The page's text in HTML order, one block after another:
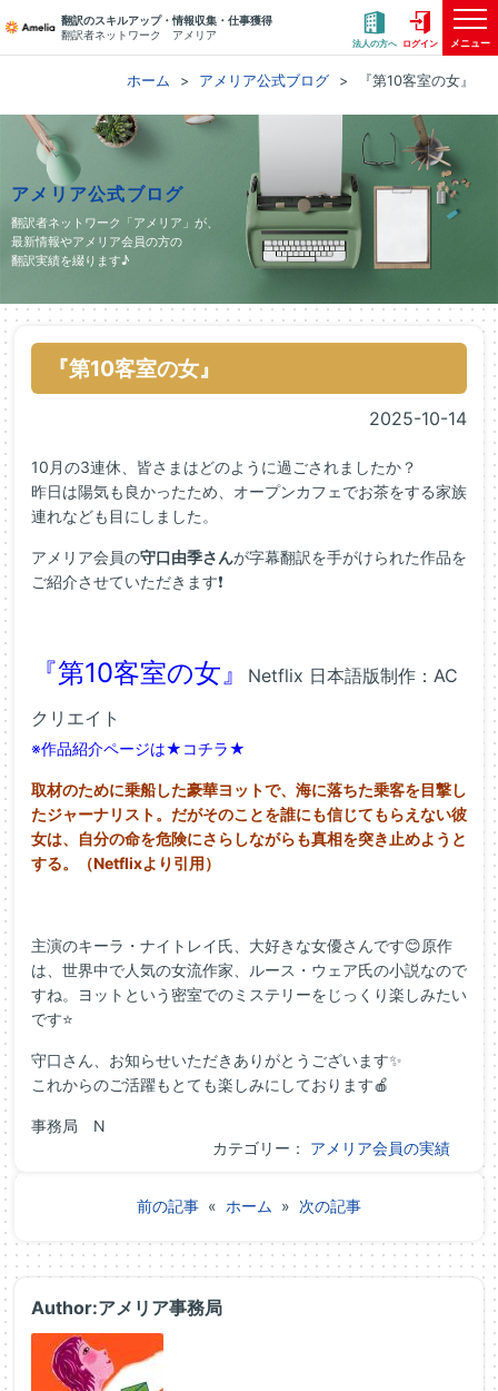
翻訳のスキルアップ・情報収集・仕事獲得
翻訳者ネットワーク アメリア
法人の方へ ログイン メニュー
ホーム アメリア公式ブログ 『第10客室の女』
アメリア公式ブログ
翻訳者ネットワーク「アメリア」が、
最新情報やアメリア会員の方の
翻訳実績を綴ります♪
『第10客室の女』
2025-10-14
10月の3連休、皆さまはどのように過ごされましたか？
昨日は陽気も良かったため、オープンカフェでお茶をする家族
連れなども目にしました。
アメリア会員の守口由季さんが字幕翻訳を手がけられた作品を
ご紹介させていただきます❗
『第10客室の女』
Netflix 日本語版制作：AC
クリエイト
※作品紹介ページは★ コチラ★
取材のために乗船した豪華ヨットで、海に落ちた乗客を目撃し
たジャーナリスト。だがそのことを誰にも信じてもらえない彼
女は、自分の命を危険にさらしながらも真相を突き止めようと
する。（Netflixより引用）
主演のキーラ・ナイトレイ氏、大好きな女優さんです😊原作
は、世界中で人気の女流作家、ルース・ウェア氏の小説なので
すね。ヨットという密室でのミステリーをじっくり楽しみたい
です⭐
守口さん、お知らせいただきありがとうございます✨
これからのご活躍もとても楽しみにしております🍎
事務局 N
カテゴリー： アメリア会員の実績
前の記事 « ホーム » 次の記事
Author:アメリア事務局